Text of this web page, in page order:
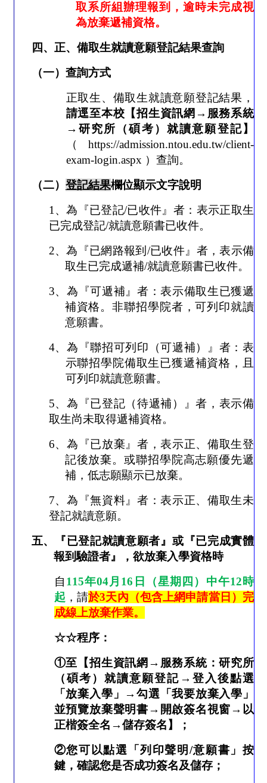
取系所組辦理報到，逾時未完成視
為放棄遞補資格。
四、正、備取生就讀意願登記結果查詢
（一）查詢方式
正取生、備取生就讀意願登記結果，
請逕至本校【招生資訊網→服務系統
→研究所（碩考）就讀意願登記】
（ https://admission.ntou.edu.tw/client-
exam-login.aspx ） 查詢。
（二） 登記結果欄位顯示文字說明
1 、為『已登記/已收件』者：表示正取生
已完成登記/就讀意願書已收件。
2、為『已網路報到 /已收件』者，表示備
取生已完成遞補/就讀意願書已收件。
3、為『可遞補』者：表示備取生已獲遞
補資格。非聯招學院者，可列印就讀
意願書。
4、為『聯招可列印（可遞補）』者：表
示聯招學院備取生已獲遞補資格，且
可列印就讀意願書。
5、為『已登記（待遞補）』者，表示備
取生尚未取得遞補資格。
6、為『已放棄』者，表示正、備取生登
記後放棄。或聯招學院高志願優先遞
補，低志願顯示已放棄。
7、為『無資料』者：表示正、備取生未
登記就讀意願。
五、『已登記就讀意願者』或『已完成實體
報到驗證者』，欲放棄入學資格時
自 115年04月 16 日（星期四）中午12 時
起 ，請於3天內（包含上網申請當日）完
成線上放棄作業。
☆☆程序：
①至【招生資訊網 → 服務系統：研究所
（碩考）就讀意願登記 → 登入後點選
「放棄入學」
→ 勾選「我要放棄入學」
並預覽放棄聲明書→ 開啟簽名視窗→ 以
正楷簽全名 →儲存簽名】；
②您可以點選「列印聲明 /意願書」按
鍵，確認您是否成功簽名及儲存；